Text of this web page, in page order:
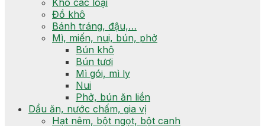
Khô các loại
Đồ khô
Bánh tráng, đậu,…
Mì, miến, nui, bún, phở
Bún khô
Bún tươi
Mì gói, mì ly
Nui
Phở, bún ăn liền
Dầu ăn, nước chấm, gia vị
Hạt nêm, bột ngọt, bột canh